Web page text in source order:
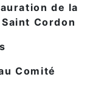
de la
Cordon
Comité